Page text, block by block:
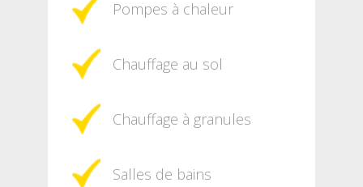
Pompes à chaleur
Chauffage au sol
Chauffage à granules
Salles de bains